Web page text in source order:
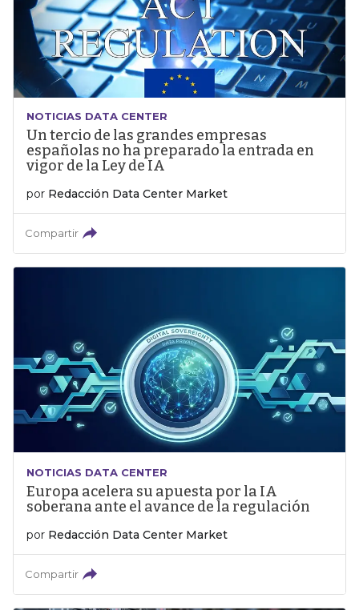
NOTICIAS DATA CENTER
Un tercio de las grandes empresas
españolas no ha preparado la entrada en
vigor de la Ley de IA
por Redacción Data Center Market
Compartir
NOTICIAS DATA CENTER
Europa acelera su apuesta por la IA
soberana ante el avance de la regulación
por Redacción Data Center Market
Compartir